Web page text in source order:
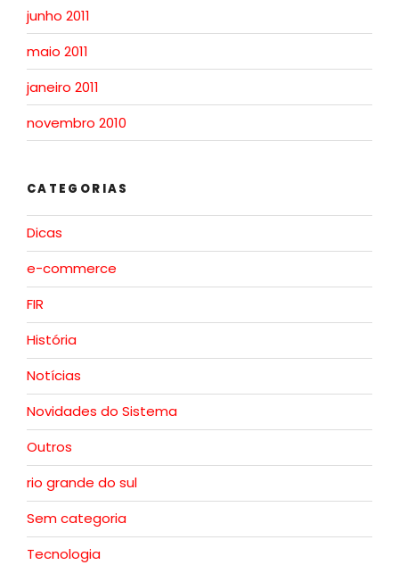
junho 2011
maio 2011
janeiro 2011
novembro 2010
CATEGORIAS
Dicas
e-commerce
FIR
História
Notícias
Novidades do Sistema
Outros
rio grande do sul
Sem categoria
Tecnologia